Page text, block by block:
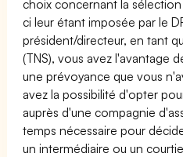
choix concernant la
ci leur étant imposée par le
président/directeur, en tant
(TNS), vous avez l'avantage
une prévoyance que vous
avez la possibilité d'opter
auprès d'une compagnie
temps nécessaire pour
un intermédiaire ou un